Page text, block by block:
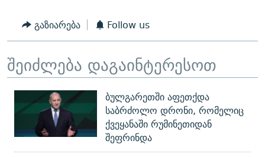
გაზიარება Follow us
შეიძლება დაგაინტერესოთ
ბულგარეთში აფეთქდა
საბრძოლო დრონი, რომელიც
ქვეყანაში რუმინეთიდან
შეფრინდა